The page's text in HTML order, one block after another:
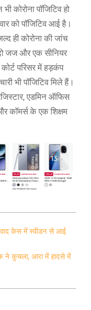
कोरोना पॉजिटिव हो
को पॉजिटिव आई है।
ही कोरोना की जांच
जज और एक सीनियर
परिसर में हड़कंप
भी पॉजिटिव मिले हैं।
एडमिन ऑफिस
कॉमर्स के एक शिक्षम
केस में स्वीडन से आई
ने कुचला, आरा में हादसे में